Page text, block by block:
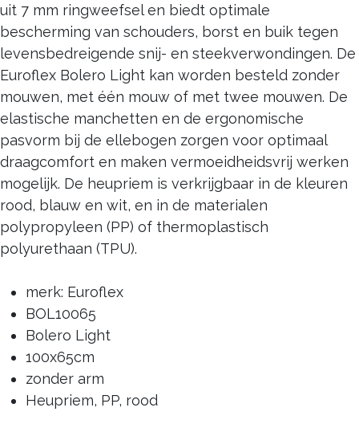
uit 7 mm ringweefsel en biedt optimale
bescherming van schouders, borst en buik tegen
levensbedreigende snij- en steekverwondingen. De
Euroflex Bolero Light kan worden besteld zonder
mouwen, met één mouw of met twee mouwen. De
elastische manchetten en de ergonomische
pasvorm bij de ellebogen zorgen voor optimaal
draagcomfort en maken vermoeidheidsvrij werken
mogelijk. De heupriem is verkrijgbaar in de kleuren
rood, blauw en wit, en in de materialen
polypropyleen (PP) of thermoplastisch
polyurethaan (TPU).
merk: Euroflex
BOL10065
Bolero Light
100x65cm
zonder arm
Heupriem, PP, rood